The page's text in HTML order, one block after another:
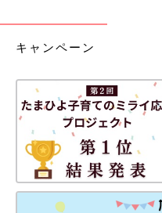
キャンペーン